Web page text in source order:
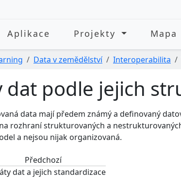
Aplikace Projekty Mapa
Data v zemědělství Interoperabilita
dat podle jejich
data mají předem známý a definovaný
rozhraní strukturovaných a
a nejsou nijak organizovaná.
Předchozí
dat a jejich standardizace